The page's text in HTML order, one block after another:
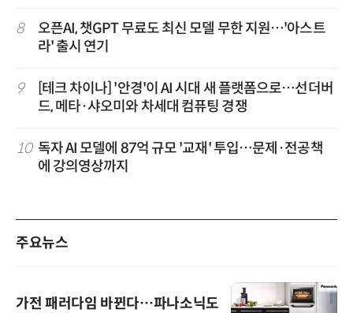
8
오픈AI, 챗GPT 무료도 최신 모델 무한 지원…'아스트
라' 출시 연기
9
[테크 차이나] '안경'이 AI 시대 새 플랫폼으로…선더버
드, 메타·샤오미와 차세대 컴퓨팅 경쟁
10 독자 AI 모델에 87억 규모 '교재' 투입…문제·전공책
에 강의영상까지
주요뉴스
가전 패러다임 바뀐다…파나소닉도